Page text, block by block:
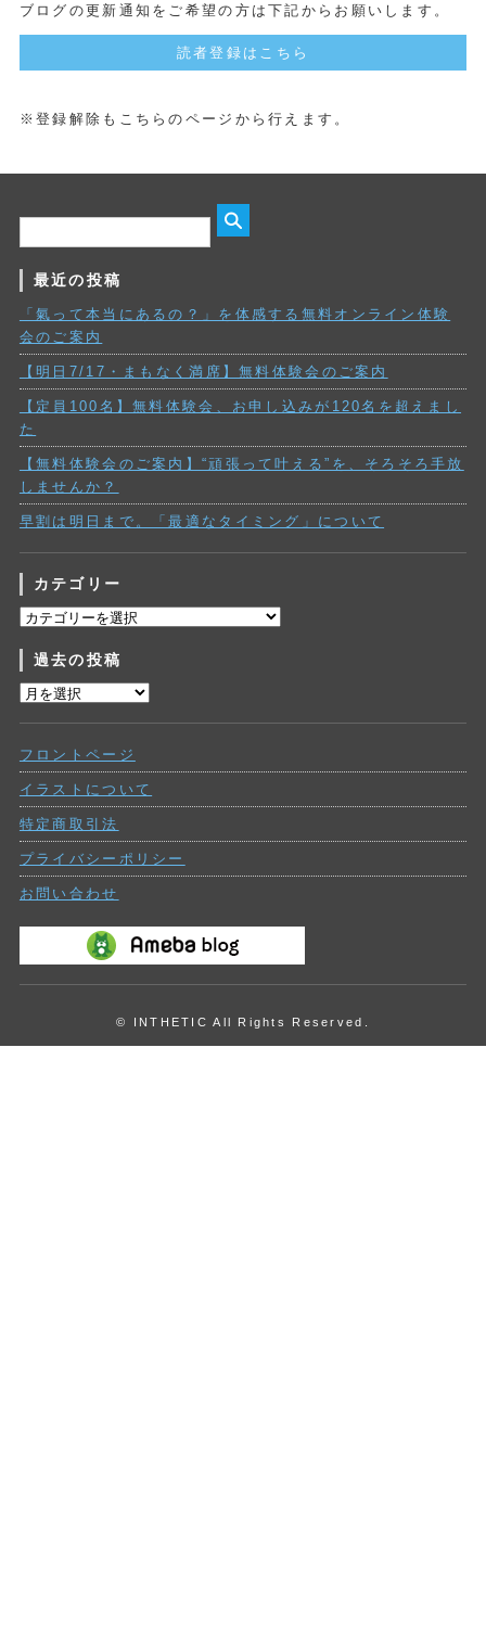
ブログの更新通知をご希望の方は下記からお願いします。
読者登録はこちら
※登録解除もこちらのページから行えます。
最近の投稿
「氣って本当にあるの？」を体感する無料オンライン体験
会のご案内
【明日7/17・まもなく満席】無料体験会のご案内
【定員100名】無料体験会、お申し込みが120名を超えまし
た
【無料体験会のご案内】“頑張って叶える”を、そろそろ手放
しませんか？
早割は明日まで。「最適なタイミング」について
カテゴリー
カ
ゴ
リ
ー
過去の投稿
過
投
稿
フロントページ
イラストについて
特定商取引法
プライバシーポリシー
お問い合わせ
© INTHETIC All Rights Reserved.